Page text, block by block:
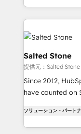
revenue maturity
improvements
grows.
and 370+
we de-risk
accelerate ROI
multi-region
we turn
scale. 🏆 HubSpot’s CEO called us “the partner of the
future.” Others
measurable
Salted Stone
提供元：Salted Stone
Since 2012,
have counted on
solutions that
transform brand experiences
ソリューション・パート